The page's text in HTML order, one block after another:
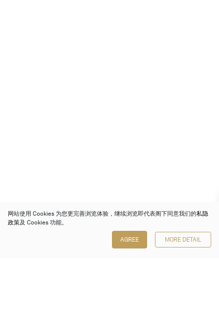
网站使用 Cookies 为您更完善浏览体验，继续浏览即代表阁下同意我们的私隐
政策及 Cookies 功能。
AGREE MORE DETAIL